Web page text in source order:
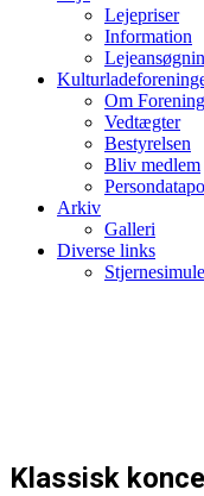
Lejepriser
Information
Om
Vedtægter
Bestyrelsen
Bliv medlem
Arkiv
Galleri
Diverse links
Klassisk